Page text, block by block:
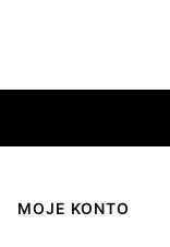
Linki w stopce
MOJE KONTO